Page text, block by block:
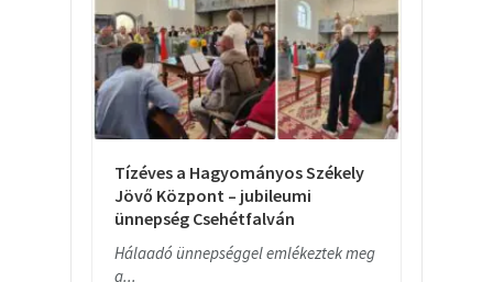
Tízéves a Hagyományos Székely
Jövő Központ – jubileumi
ünnepség Csehétfalván
Hálaadó ünnepséggel emlékeztek meg
a...